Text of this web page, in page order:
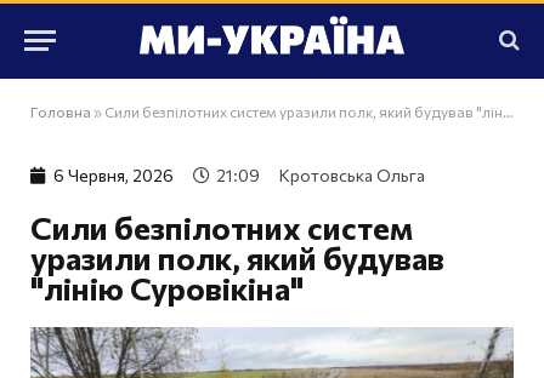
Головна » Сили безпілотних систем уразили полк, який будував "лінію Суровікіна"
6 Червня, 2026 21:09 Кротовська Ольга
Сили безпілотних систем
уразили полк, який будував
"лінію Суровікіна"